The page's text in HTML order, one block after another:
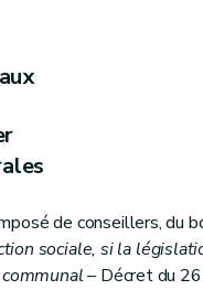
de conseillers, du
sociale, si la
– Décret du